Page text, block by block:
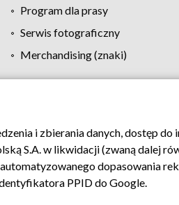
Program dla prasy
Serwis fotograficzny
Merchandising (znaki)
Biuro reklamy Kontakt
i zbierania danych, dostęp do
S.A. w likwidacji (zwaną dalej
dopasowania
PPID do Google.